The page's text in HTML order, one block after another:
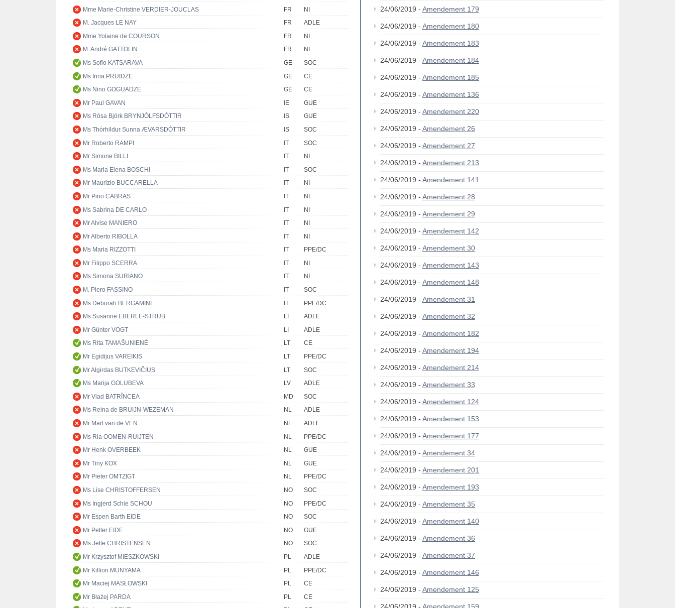
Mme Marie-Christine VERDIER-JOUCLAS
FR
NI
M. Jacques LE NAY
FR
ADLE
Mme Yolaine de COURSON
FR
NI
M. André GATTOLIN
FR
NI
Ms Sofio KATSARAVA
GE
SOC
Ms Irina PRUIDZE
GE
CE
Ms Nino GOGUADZE
GE
CE
Mr Paul GAVAN
IE
GUE
Ms Rósa Björk BRYNJÓLFSDÓTTIR
IS
GUE
Ms Thórhildur Sunna ÆVARSDÓTTIR
IS
SOC
Mr Roberto RAMPI
IT
SOC
Mr Simone BILLI
IT
NI
Ms Maria Elena BOSCHI
IT
SOC
Mr Maurizio BUCCARELLA
IT
NI
Mr Pino CABRAS
IT
NI
Ms Sabrina DE CARLO
IT
NI
Mr Alvise MANIERO
IT
NI
Mr Alberto RIBOLLA
IT
NI
Ms Maria RIZZOTTI
IT
PPE/DC
Mr Filippo SCERRA
IT
NI
Ms Simona SURIANO
IT
NI
M. Piero FASSINO
IT
SOC
Ms Deborah BERGAMINI
IT
PPE/DC
Ms Susanne EBERLE-STRUB
LI
ADLE
Mr Günter VOGT
LI
ADLE
Ms Rita TAMAŠUNIENĖ
LT
CE
Mr Egidijus VAREIKIS
LT
PPE/DC
Mr Algirdas BUTKEVIČIUS
LT
SOC
Ms Marija GOLUBEVA
LV
ADLE
Mr Vlad BATRÎNCEA
MD
SOC
Ms Reina de BRUIJN-WEZEMAN
NL
ADLE
Mr Mart van de VEN
NL
ADLE
Ms Ria OOMEN-RUIJTEN
NL
PPE/DC
Mr Henk OVERBEEK
NL
GUE
Mr Tiny KOX
NL
GUE
Mr Pieter OMTZIGT
NL
PPE/DC
Ms Lise CHRISTOFFERSEN
NO
SOC
Ms Ingjerd Schie SCHOU
NO
PPE/DC
Mr Espen Barth EIDE
NO
SOC
Mr Petter EIDE
NO
GUE
Ms Jette CHRISTENSEN
NO
SOC
Mr Krzysztof MIESZKOWSKI
PL
ADLE
Mr Killion MUNYAMA
PL
PPE/DC
Mr Maciej MASŁOWSKI
PL
CE
Mr Błażej PARDA
PL
CE
24/06/2019 - Amendement 179
24/06/2019 - Amendement 180
24/06/2019 - Amendement 183
24/06/2019 - Amendement 184
24/06/2019 - Amendement 185
24/06/2019 - Amendement 136
24/06/2019 - Amendement 220
24/06/2019 - Amendement 26
24/06/2019 - Amendement 27
24/06/2019 - Amendement 213
24/06/2019 - Amendement 141
24/06/2019 - Amendement 28
24/06/2019 - Amendement 29
24/06/2019 - Amendement 142
24/06/2019 - Amendement 30
24/06/2019 - Amendement 143
24/06/2019 - Amendement 148
24/06/2019 - Amendement 31
24/06/2019 - Amendement 32
24/06/2019 - Amendement 182
24/06/2019 - Amendement 194
24/06/2019 - Amendement 214
24/06/2019 - Amendement 33
24/06/2019 - Amendement 124
24/06/2019 - Amendement 153
24/06/2019 - Amendement 177
24/06/2019 - Amendement 34
24/06/2019 - Amendement 201
24/06/2019 - Amendement 193
24/06/2019 - Amendement 35
24/06/2019 - Amendement 140
24/06/2019 - Amendement 36
24/06/2019 - Amendement 37
24/06/2019 - Amendement 146
24/06/2019 - Amendement 125